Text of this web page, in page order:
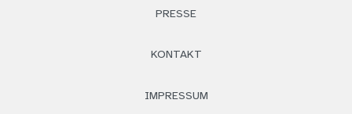
PRESSE
KONTAKT
IMPRESSUM